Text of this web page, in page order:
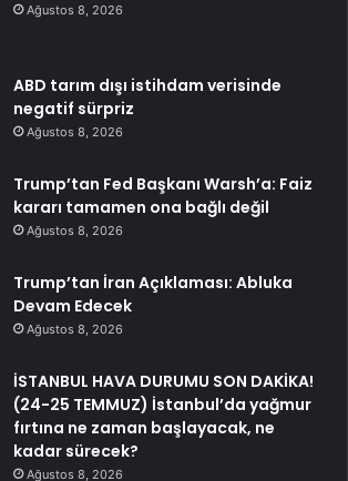
Ağustos 8, 2026
ABD tarım dışı istihdam verisinde
negatif sürpriz
Ağustos 8, 2026
Trump’tan Fed Başkanı Warsh’a: Faiz
kararı tamamen ona bağlı değil
Ağustos 8, 2026
Trump’tan İran Açıklaması: Abluka
Devam Edecek
Ağustos 8, 2026
İSTANBUL HAVA DURUMU SON DAKİKA!
(24-25 TEMMUZ) İstanbul’da yağmur
fırtına ne zaman başlayacak, ne
kadar sürecek?
Ağustos 8, 2026